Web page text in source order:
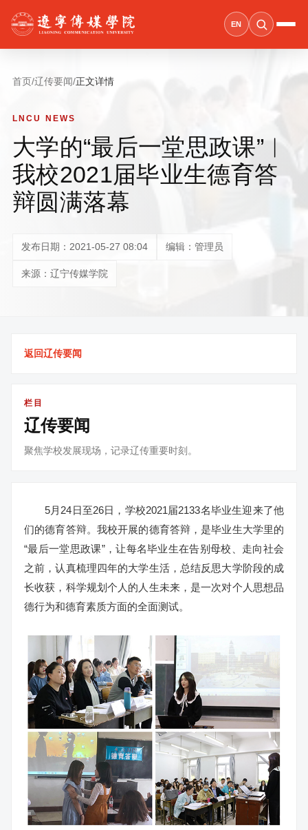
EN
首页/辽传要闻/正文详情
LNCU NEWS
大学的“最后一堂思政课”︱
我校2021届毕业生德育答
辩圆满落幕
发布日期：2021-05-27 08:04 编辑：管理员
来源：辽宁传媒学院
返回辽传要闻
栏目
辽传要闻
聚焦学校发展现场，记录辽传重要时刻。
5月24日至26日，学校2021届2133名毕业生迎来了他
们的德育答辩。我校开展的德育答辩，是毕业生大学里的
“最后一堂思政课”，让每名毕业生在告别母校、走向社会
之前，认真梳理四年的大学生活，总结反思大学阶段的成
长收获，科学规划个人的人生未来，是一次对个人思想品
德行为和德育素质方面的全面测试。